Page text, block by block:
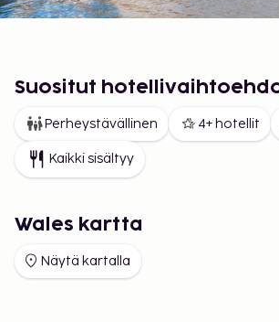
Suositut
Perheystävällinen 4+ hotellit
Kaikki sisältyy
Wales kartta
Näytä kartalla